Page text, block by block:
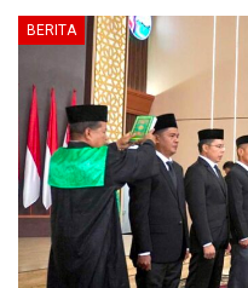
BERITA